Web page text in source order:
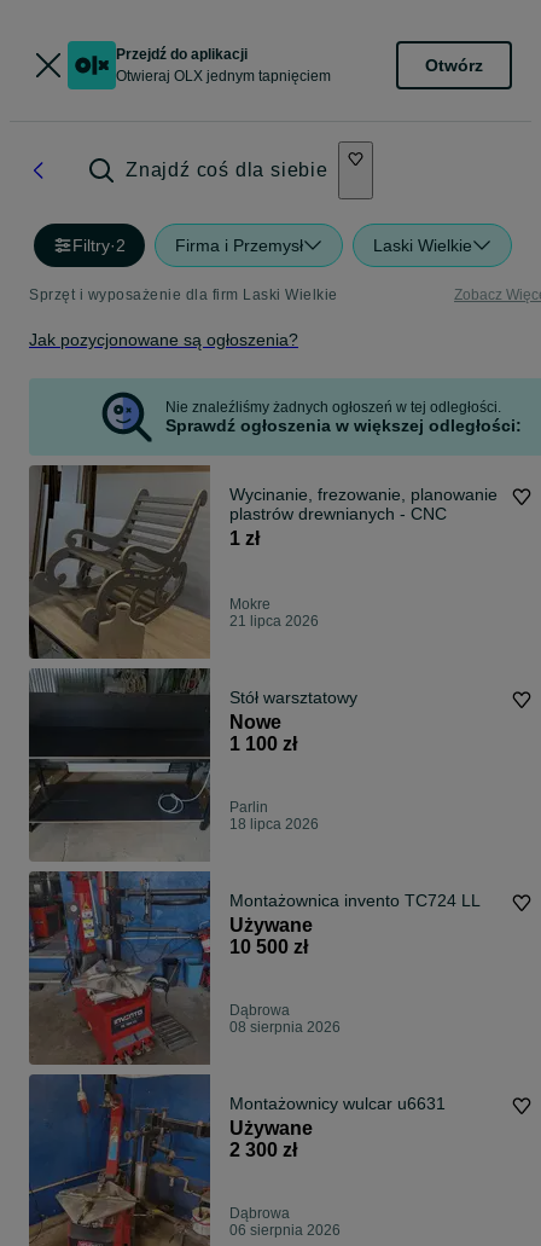
Przejdź do aplikacji
Otwieraj OLX jednym tapnięciem
Otwórz
Znajdź coś dla siebie
Filtry·2 Firma i Przemysł Laski Wielkie
Sprzęt i wyposażenie dla firm Laski Wielkie Zobacz
Jak pozycjonowane są ogłoszenia?
Nie znaleźliśmy żadnych ogłoszeń w tej odległości.
Sprawdź ogłoszenia w większej odległości:
Wycinanie, frezowanie, planowanie
plastrów drewnianych - CNC
1 zł
Mokre
21 lipca 2026
Stół warsztatowy
Nowe
1 100 zł
Parlin
18 lipca 2026
Montażownica invento TC724 LL
Używane
10 500 zł
Dąbrowa
08 sierpnia 2026
Montażownicy wulcar u6631
Używane
2 300 zł
Dąbrowa
06 sierpnia 2026